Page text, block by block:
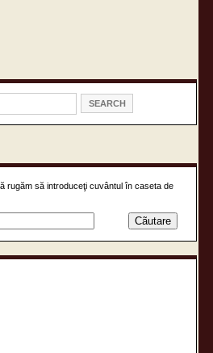
rugăm să introduceţi cuvântul în caseta de